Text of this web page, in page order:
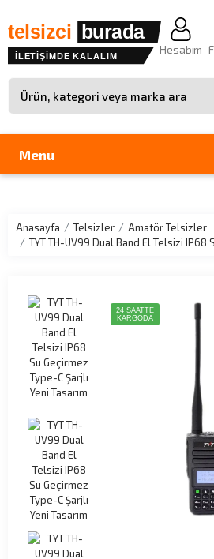
telsizci burada
İLETİŞİMDE KALALIM
Site içinde arama
Hesabım
Menu
Anasayfa Telsizler
Amatör Telsizler
TYT TH-UV99 Dual Band El Telsizi IP68
24 SAATTE
KARGODA